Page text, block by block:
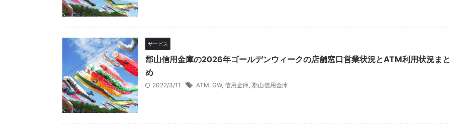
サービス
郡山信用金庫の2026年ゴールデンウィークの店舗窓口営業状況とATM利用状況まと
め
2022/3/11 ATM, GW, 信用金庫, 郡山信用金庫